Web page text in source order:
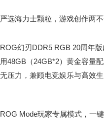
严选海力士颗粒，游戏创作两
ROG幻刃DDR5 RGB 20周年
用48GB（24GB*2）黄金容量
无压力，兼顾电竞娱乐与高效生
ROG Mode玩家专属模式，一